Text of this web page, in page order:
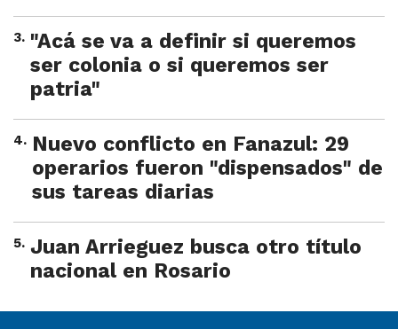
3. "Acá se va a definir si queremos
ser colonia o si queremos ser
patria"
4. Nuevo conflicto en Fanazul: 29
operarios fueron "dispensados" de
sus tareas diarias
5. Juan Arrieguez busca otro título
nacional en Rosario